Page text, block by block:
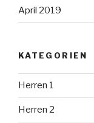
April 2019
KATEGORIEN
Herren 1
Herren 2